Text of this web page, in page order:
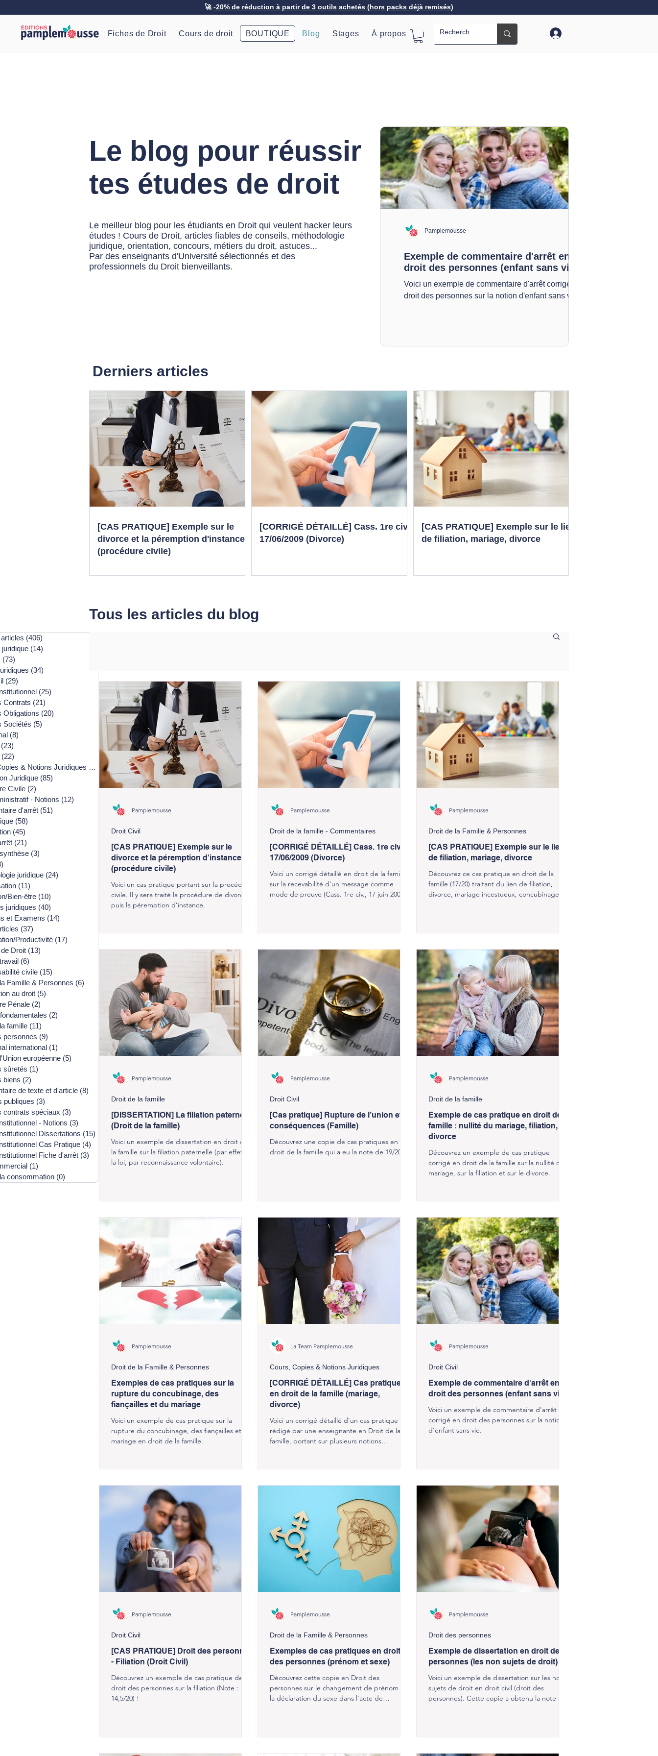
🚀-20% de réduction à partir de 3 outils achetés (hors packs déjà remisés)
Fiches de Droit Cours de droit BOUTIQUE Blog Stages À propos
Le blog pour réussir
tes études de droit
Le meilleur blog pour les étudiants en Droit qui veulent hacker leurs
études ! Cours de Droit, articles fiables de conseils, méthodologie
juridique, orientation, concours, métiers du droit, astuces...
Par des enseignants d'Université sélectionnés et des
professionnels du Droit bienveillants.
Exemple de commentaire d'arrêt en
droit des personnes (enfant sans vie)
Voici un exemple de commentaire d'arrêt corrigé en
droit des personnes sur la notion d'enfant sans vie.
Pamplemousse
Derniers articles
[CAS PRATIQUE] Exemple sur le
divorce et la péremption d'instance
(procédure civile)
[CORRIGÉ DÉTAILLÉ] Cass. 1re civ,
17/06/2009 (Divorce)
[CAS PRATIQUE] Exemple sur le lien
de filiation, mariage, divorce
Tous les articles du blog
(406)
(14)
(73)
(34)
(29)
(25)
Contrats (21)
Obligations (20)
Sociétés (5)
(8)
(23)
(22)
& Notions Juridiques (182)182 posts
Juridique (85)
Civile (2)
- Notions (12)
d'arrêt (51)
(58)
(45)
(21)
(3)
juridique (24)
(11)
Bien-être (10)
juridiques (40)
et Examens (14)
(37)
Productivité (17)
Droit (13)
(6)
civile (15)
Famille & Personnes (6)
au droit (5)
Pénale (2)
(2)
famille (11)
personnes (9)
international (1)
européenne (5)
sûretés (1)
biens (2)
de texte et d'article (8)
publiques (3)
contrats spéciaux (3)
- Notions (3)
Dissertations (15)
Cas Pratique (4) 4 posts
Fiche d'arrêt (3) 3 posts
(1)
consommation (0)
[CAS PRATIQUE] Exemple sur le
divorce et la péremption d'instance
(procédure civile)
Voici un cas pratique portant sur la procédure
civile. Il y sera traité la procédure de divorce
puis la péremption d’instance.
Droit Civil
Pamplemousse
[CORRIGÉ DÉTAILLÉ] Cass. 1re civ,
17/06/2009 (Divorce)
Voici un corrigé détaillé en droit de la famille,
sur la recevabilité d'un message comme
mode de preuve (Cass. 1re civ., 17 juin 2009).
Droit de la famille - Commentaires
Pamplemousse
[CAS PRATIQUE] Exemple sur le lien
de filiation, mariage, divorce
Découvrez ce cas pratique en droit de la
famille (17/20) traitant du lien de filiation,
divorce, mariage incestueux, concubinage,
Droit de la Famille & Personnes
Pamplemousse
[DISSERTATION] La filiation paternelle
(Droit de la famille)
Voici un exemple de dissertation en droit de
la famille sur la filiation paternelle (par effet de
la loi, par reconnaissance volontaire).
Droit de la famille
Pamplemousse
[Cas pratique] Rupture de l’union et
conséquences (Famille)
Découvrez une copie de cas pratiques en
droit de la famille qui a eu la note de 19/20 !
Droit Civil
Pamplemousse
Exemple de cas pratique en droit de la
famille : nullité du mariage, filiation,
divorce
Découvrez un exemple de cas pratique
corrigé en droit de la famille sur la nullité du
mariage, sur la filiation et sur le divorce.
Droit de la famille
Pamplemousse
Exemples de cas pratiques sur la
rupture du concubinage, des
fiançailles et du mariage
Voici un exemple de cas pratique sur la
rupture du concubinage, des fiançailles et du
mariage en droit de la famille.
Droit de la Famille & Personnes
Pamplemousse
[CORRIGÉ DÉTAILLÉ] Cas pratique
en droit de la famille (mariage,
divorce)
Voici un corrigé détaillé d'un cas pratique
rédigé par une enseignante en Droit de la
famille, portant sur plusieurs notions
Cours, Copies & Notions Juridiques
La Team Pamplemousse
Exemple de commentaire d'arrêt en
droit des personnes (enfant sans vie)
Voici un exemple de commentaire d'arrêt
corrigé en droit des personnes sur la notion
d'enfant sans vie.
Droit Civil
Pamplemousse
[CAS PRATIQUE] Droit des personnes
- Filiation (Droit Civil)
Découvrez un exemple de cas pratique de
droit des personnes sur la filiation (Note :
14,5/20) !
Droit Civil
Pamplemousse
Exemples de cas pratiques en droit
des personnes (prénom et sexe)
Découvrez cette copie en Droit des
personnes sur le changement de prénom et
la déclaration du sexe dans l'acte de
Droit de la Famille & Personnes
Pamplemousse
Exemple de dissertation en droit des
personnes (les non sujets de droit)
Voici un exemple de dissertation sur les non
sujets de droit en droit civil (droit des
personnes). Cette copie a obtenu la note de
Droit des personnes
Pamplemousse